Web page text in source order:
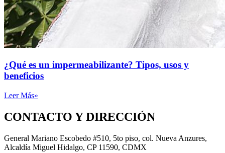
¿Qué es un impermeabilizante? Tipos, usos y
beneficios
Leer Más»
CONTACTO Y DIRECCIÓN
General Mariano Escobedo #510, 5to piso, col. Nueva Anzures,
Alcaldía Miguel Hidalgo, CP 11590, CDMX